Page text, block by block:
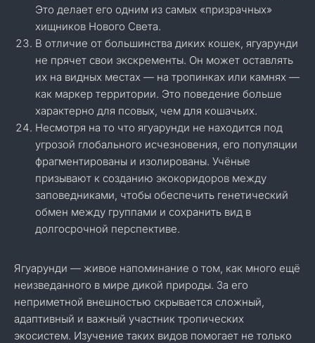
Это делает его одним из самых «призрачных»
хищников Нового Света.
В отличие от большинства диких кошек, ягуарунди
не прячет свои экскременты. Он может оставлять
их на видных местах — на тропинках или камнях —
как маркер территории. Это поведение больше
характерно для псовых, чем для кошачьих.
Несмотря на то что ягуарунди не находится под
угрозой глобального исчезновения, его популяции
фрагментированы и изолированы. Учёные
призывают к созданию экокоридоров между
заповедниками, чтобы обеспечить генетический
обмен между группами и сохранить вид в
долгосрочной перспективе.
Ягуарунди — живое напоминание о том, как много ещё
неизведанного в мире дикой природы. За его
неприметной внешностью скрывается сложный,
адаптивный и важный участник тропических
экосистем. Изучение таких видов помогает не только